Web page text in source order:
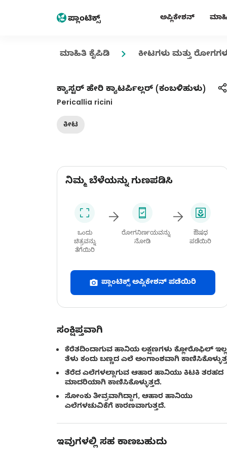
ಅಪ್ಲಿಕೇಶನ್
ಮಾಹಿತಿ ಕೈಪಿಡಿ ಕೀಟಗಳು ಮತ್ತು
ಕ್ಯಾಸ್ಟರ್ ಹೇರಿ ಕ್ಯಾಟರ್ಪಿಲ್ಲರ್ (ಕಂಬಳಿಹುಳು)
Pericallia ricini
ಕೀಟ
ನಿಮ್ಮ ಬೆಳೆಯನ್ನು ಗುಣಪಡಿಸಿ
ಒಂದು
ಚಿತ್ರವನ್ನು
ತೆಗೆಯಿರಿ
ರೋಗನಿರ್ಣಯವನ್ನು
ನೋಡಿ
ಔಷಧ
ಪಡೆಯಿರಿ
ಪ್ಲಾಂಟಿಕ್ಸ್ ಅಪ್ಲಿಕೇಶನ್ ಪಡೆಯಿರಿ
ಸಂಕ್ಷಿಪ್ತವಾಗಿ
ಕೆರೆತದಿಂದಾಗುವ ಹಾನಿಯ ಲಕ್ಷಣಗಳು ಕ್ಲೋರೊಫಿಲ್
ತೆಳು ಕಂದು ಬಣ್ಣದ ಎಲೆ ಅಂಗಾಂಶವಾಗಿ
ತೆರೆದ ಎಲೆಗಳಲ್ಲಾಗುವ ಆಹಾರ ಹಾನಿಯು ಕಿಟಕಿ ತರಹದ
ಮಾದರಿಯಾಗಿ ಕಾಣಿಸಿಕೊಳ್ಳುತ್ತದೆ.
ಸೋಂಕು ತೀವ್ರವಾಗಿದ್ದಾಗ, ಆಹಾರ ಹಾನಿಯು
ಎಲೆಗಳಚುವಿಕೆಗೆ ಕಾರಣವಾಗುತ್ತದೆ.
ಇವುಗಳಲ್ಲಿ ಸಹ ಕಾಣಬಹುದು